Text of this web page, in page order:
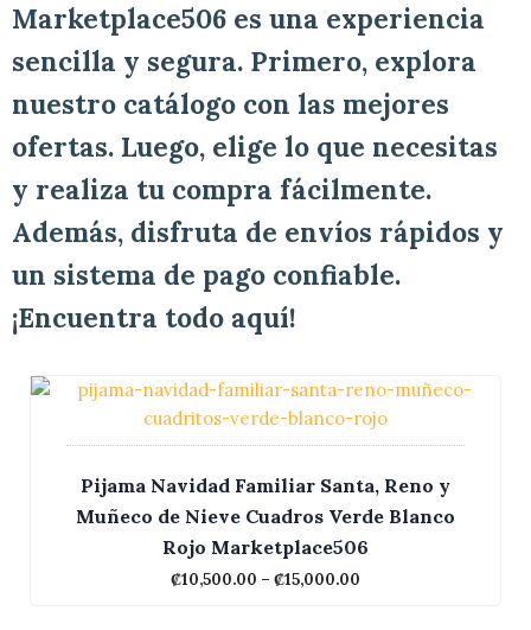
Marketplace506 es una experiencia
sencilla y segura. Primero, explora
nuestro catálogo con las mejores
ofertas. Luego, elige lo que necesitas
y realiza tu compra fácilmente.
Además, disfruta de envíos rápidos y
un sistema de pago confiable.
¡Encuentra todo aquí!
Pijama Navidad Familiar Santa, Reno y
Muñeco de Nieve Cuadros Verde Blanco
Rojo Marketplace506
₡10,500.00 – ₡15,000.00